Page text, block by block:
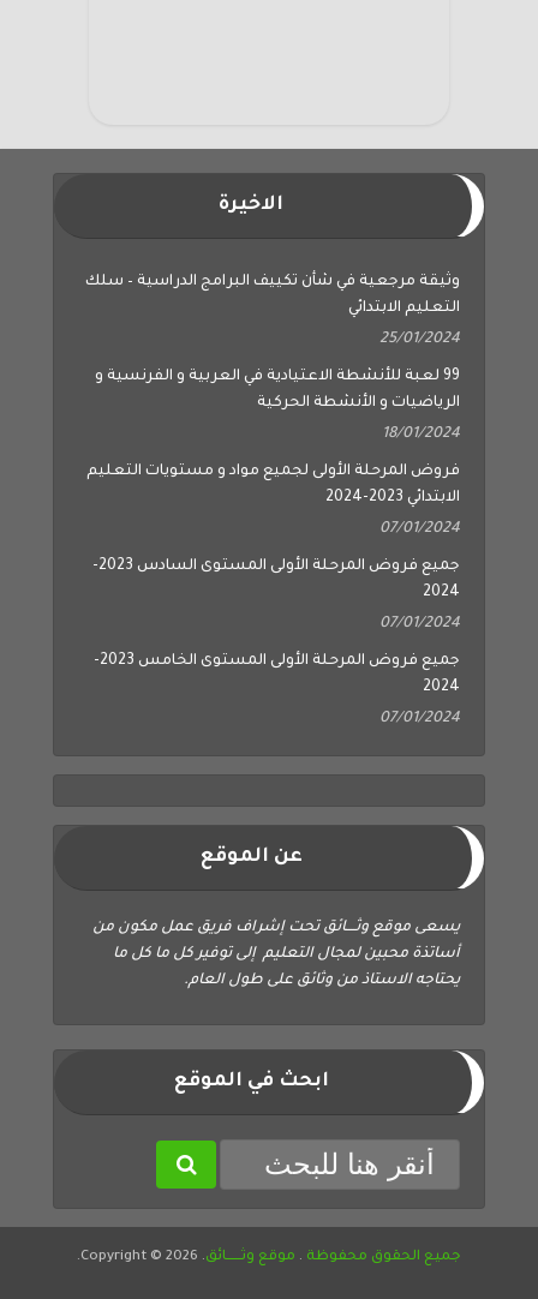
الاخيرة
وثيقة مرجعية في شأن تكييف البرامج الدراسية – سلك
التعليم الابتدائي
25/01/2024
99 لعبة للأنشطة الاعتيادية في العربية و الفرنسية و
الرياضيات و الأنشطة الحركية
18/01/2024
فروض المرحلة الأولى لجميع مواد و مستويات التعليم
الابتدائي 2023-2024
07/01/2024
جميع فروض المرحلة الأولى المستوى السادس 2023-
2024
07/01/2024
جميع فروض المرحلة الأولى المستوى الخامس 2023-
2024
07/01/2024
عن الموقع
يسعى موقع وثــــائق تحت إشراف فريق عمل مكون من
أساتذة محبين لمجال التعليم إلى توفير كل ما كل ما
يحتاجه الاستاذ من وثائق على طول العام.
ابحث في الموقع
جميع الحقوق محفوظة . موقع وثــــــائق. Copyright © 2026.